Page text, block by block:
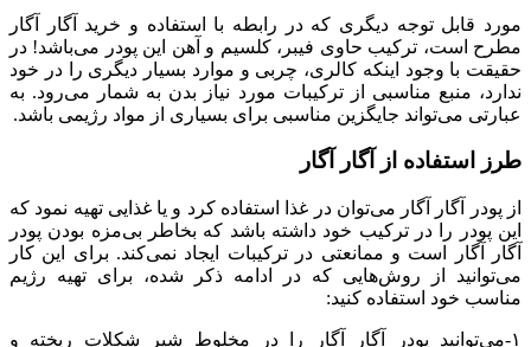
مورد قابل توجه دیگری که در رابطه با استفاده و خرید آگار آگار
مطرح است، ترکیب حاوی فیبر، کلسیم و آهن این پودر می‌باشد! در
حقیقت با وجود اینکه کالری، چربی و موارد بسیار دیگری را در خود
ندارد، منبع مناسبی از ترکیبات مورد نیاز بدن به شمار می‌رود. به
عبارتی می‌تواند جایگزین مناسبی برای بسیاری از مواد رژیمی باشد.
طرز استفاده از آگار آگار
از پودر آگار آگار می‌توان در غذا استفاده کرد و یا غذایی تهیه نمود که
این پودر را در ترکیب خود داشته باشد که بخاطر بی‌مزه بودن پودر
آگار آگار است و ممانعتی در ترکیبات ایجاد نمی‌کند. برای این کار
می‌توانید از روش‌هایی که در ادامه ذکر شده، برای تهیه رژیم
مناسب خود استفاده کنید:
۱-می‌توانید پودر آگار آگار را در مخلوط شیر شکلات ریخته و